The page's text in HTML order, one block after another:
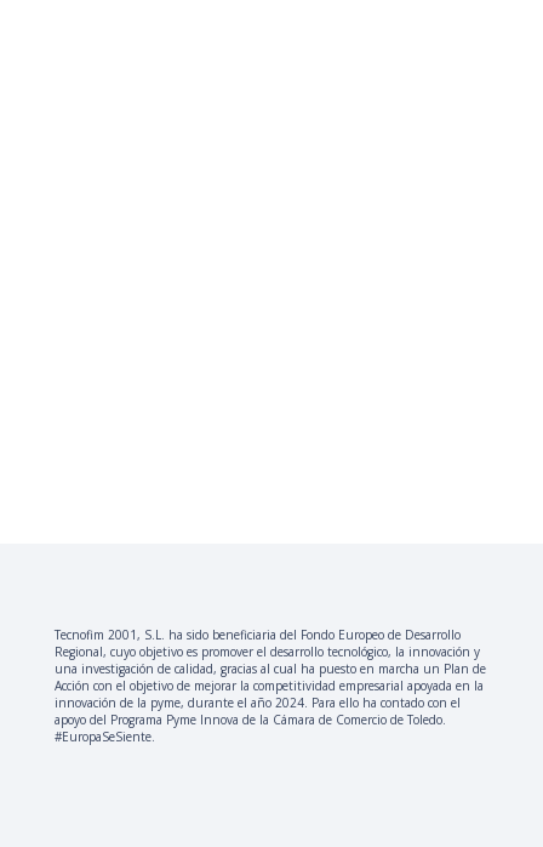
Tecnofim 2001, S.L. ha sido beneficiaria del Fondo Europeo de Desarrollo
Regional, cuyo objetivo es promover el desarrollo tecnológico, la innovación y
una investigación de calidad, gracias al cual ha puesto en marcha un Plan de
Acción con el objetivo de mejorar la competitividad empresarial apoyada en la
innovación de la pyme, durante el año 2024. Para ello ha contado con el
apoyo del Programa Pyme Innova de la Cámara de Comercio de Toledo.
#EuropaSeSiente.